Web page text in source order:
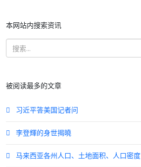
本网站内搜索资讯
被阅读最多的文章
习近平答美国记者问
李登輝的身世揭曉
马来西亚各州人口、土地面积、人口密度